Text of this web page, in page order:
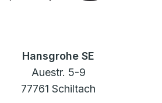
Hansgrohe SE
Auestr. 5-9
77761 Schiltach